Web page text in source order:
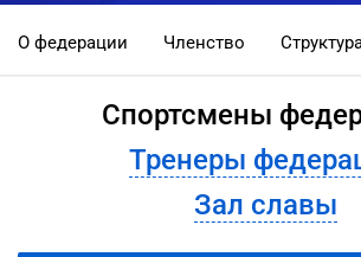
О федерации Членство
Спортсмены
Тренеры
Зал славы